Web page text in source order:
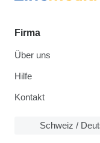
Firma
Über uns
Hilfe
Kontakt
Schweiz /